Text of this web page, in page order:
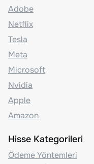
Adobe
Netflix
Tesla
Meta
Microsoft
Nvidia
Apple
Amazon
Hisse Kategorileri
Ödeme Yöntemleri